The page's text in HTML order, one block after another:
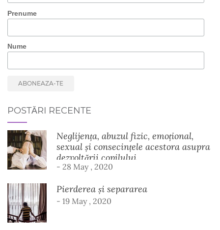
Prenume
Nume
POSTĂRI RECENTE
Neglijența, abuzul fizic, emoțional,
sexual și consecințele acestora asupra
dezvoltării copilului
- 28 May , 2020
Pierderea și separarea
- 19 May , 2020